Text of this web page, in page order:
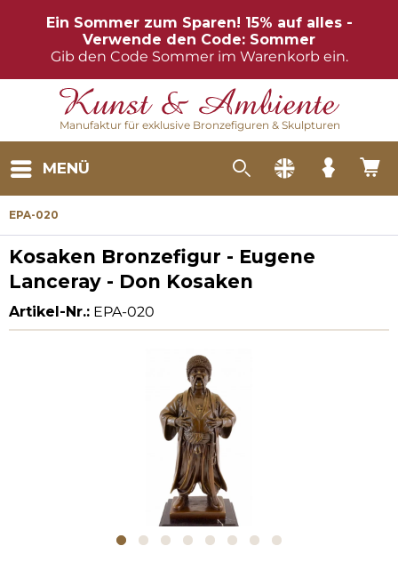
Ein Sommer zum Sparen! 15% auf alles -
Verwende den Code: Sommer
Gib den Code Sommer im Warenkorb ein.
Manufaktur für exklusive Bronzefiguren & Skulpturen
MENÜ
EPA-020
Kosaken Bronzefigur - Eugene
Lanceray - Don Kosaken
Artikel-Nr.: EPA-020